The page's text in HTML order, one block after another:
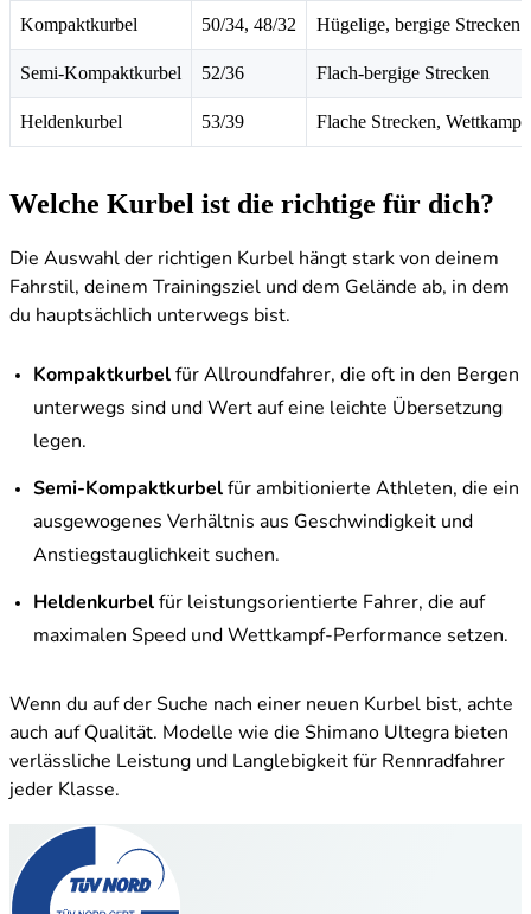
Kompaktkurbel 50/34, 48/32 Hügelige, bergige Strecken
Semi-Kompaktkurbel 52/36 Flach-bergige Strecken
Heldenkurbel 53/39 Flache Strecken, Wettkampf
Welche Kurbel ist die richtige für dich?
Die Auswahl der richtigen Kurbel hängt stark von deinem
Fahrstil, deinem Trainingsziel und dem Gelände ab, in dem
du hauptsächlich unterwegs bist.
Kompaktkurbel für Allroundfahrer, die oft in den Bergen
unterwegs sind und Wert auf eine leichte Übersetzung
legen.
Semi-Kompaktkurbel für ambitionierte Athleten, die ein
ausgewogenes Verhältnis aus Geschwindigkeit und
Anstiegstauglichkeit suchen.
Heldenkurbel für leistungsorientierte Fahrer, die auf
maximalen Speed und Wettkampf-Performance setzen.
Wenn du auf der Suche nach einer neuen Kurbel bist, achte
auch auf Qualität. Modelle wie die Shimano Ultegra bieten
verlässliche Leistung und Langlebigkeit für Rennradfahrer
jeder Klasse.